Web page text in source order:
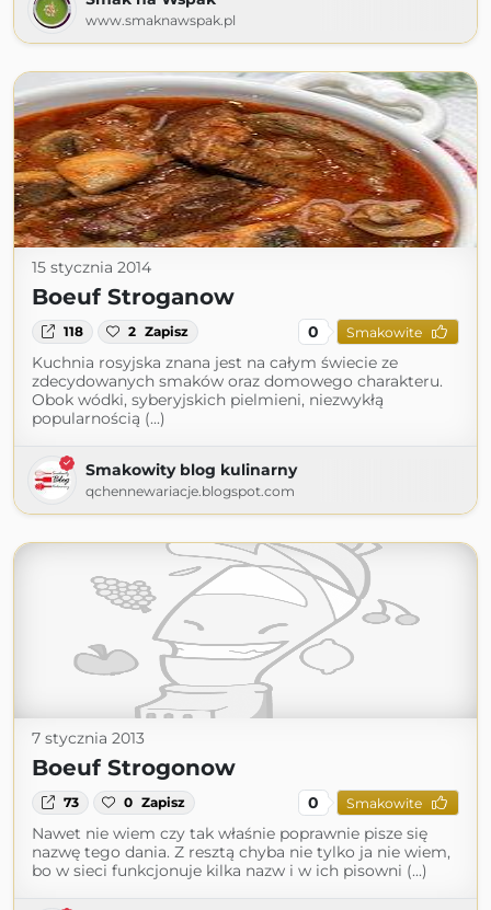
www.smaknawspak.pl
15 stycznia 2014
Boeuf Stroganow
118 2 Zapisz 0 Smakowite
Kuchnia rosyjska znana jest na całym świecie ze
zdecydowanych smaków oraz domowego charakteru.
Obok wódki, syberyjskich pielmieni, niezwykłą
popularnością (...)
Smakowity blog kulinarny
qchennewariacje.blogspot.com
7 stycznia 2013
Boeuf Strogonow
73 0 Zapisz 0 Smakowite
Nawet nie wiem czy tak właśnie poprawnie pisze się
nazwę tego dania. Z resztą chyba nie tylko ja nie wiem,
bo w sieci funkcjonuje kilka nazw i w ich pisowni (...)